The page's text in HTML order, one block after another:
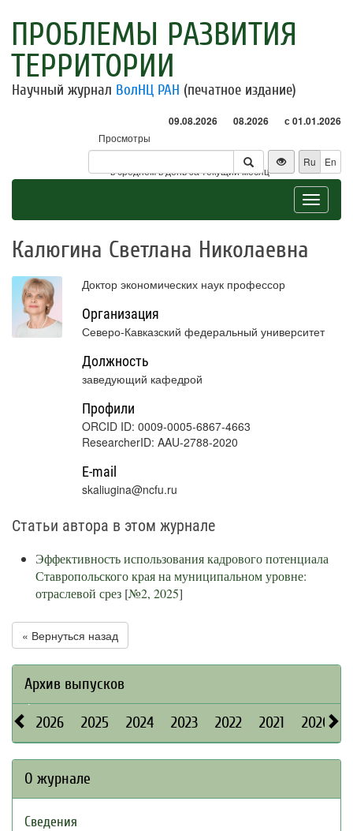
ПРОБЛЕМЫ РАЗВИТИЯ
ТЕРРИТОРИИ
Научный журнал ВолНЦ РАН (печатное издание)
09.08.2026 08.2026 с 01.01.2026
Просмотры
Посетители
* - в среднем в день за текущий месяц
Ru En
Toggle
Калюгина Светлана Николаевна
Доктор экономических наук профессор
Организация
Северо-Кавказский федеральный университет
Должность
заведующий кафедрой
Профили
ORCID ID: 0009-0005-6867-4663
ResearcherID: AAU-2788-2020
E-mail
skaliugina@ncfu.ru
Статьи автора в этом журнале
Эффективность использования кадрового потенциала
Ставропольского края на муниципальном уровне:
отраслевой срез [№2, 2025]
« Вернуться назад
Архив выпусков
2026 2025 2024 2023 2022 2021 2020
О журнале
Сведения